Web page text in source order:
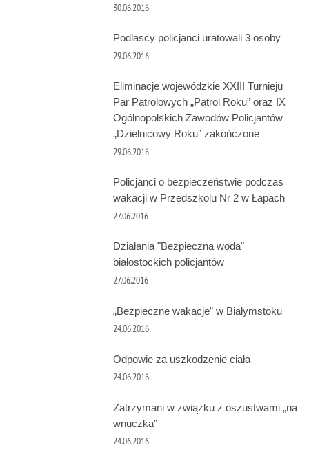
30.06.2016
Podlascy policjanci uratowali 3 osoby
29.06.2016
Eliminacje wojewódzkie XXIII Turnieju
Par Patrolowych „Patrol Roku” oraz IX
Ogólnopolskich Zawodów Policjantów
„Dzielnicowy Roku” zakończone
29.06.2016
Policjanci o bezpieczeństwie podczas
wakacji w Przedszkolu Nr 2 w Łapach
27.06.2016
Działania "Bezpieczna woda"
białostockich policjantów
27.06.2016
„Bezpieczne wakacje” w Białymstoku
24.06.2016
Odpowie za uszkodzenie ciała
24.06.2016
Zatrzymani w związku z oszustwami „na
wnuczka”
24.06.2016